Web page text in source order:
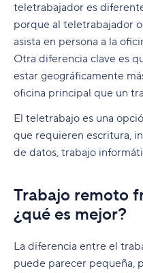
teletrabajador es
porque al teletrabajador
asista en persona a la
Otra diferencia clave es
estar geográficamente
oficina principal que un
El teletrabajo es una
que requieren escritura,
de datos, trabajo
Trabajo remoto
¿qué es mejor?
La diferencia entre el
puede parecer pequeña,